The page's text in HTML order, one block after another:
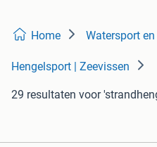
Home Watersport
Hengelsport | Zeevissen
29 resultaten voor